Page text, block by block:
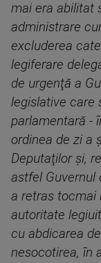
mai era abilitat
administrare
excluderea
legiferare
de urgenţă a
legislative care
parlamentară -
ordinea de zi a
Deputaţilor şi,
astfel Guvernul
a retras tocmai
autoritate
cu abdicarea
nesocotirea, în